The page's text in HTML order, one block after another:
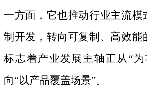
一方面，它也推动行业主流模
制开发，转向可复制、高效能
标志着产业发展主轴正从 “
向“以产品覆盖场景”。